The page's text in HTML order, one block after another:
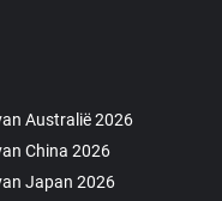
Australië 2026
China 2026
Japan 2026